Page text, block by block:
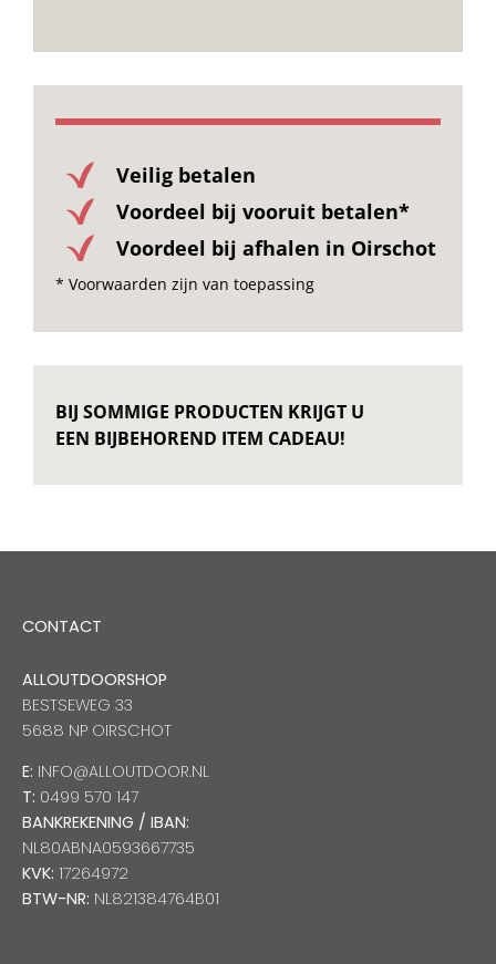
Veilig betalen
Voordeel bij vooruit betalen*
Voordeel bij afhalen in Oirschot
* Voorwaarden zijn van toepassing
BIJ SOMMIGE PRODUCTEN KRIJGT U
EEN BIJBEHOREND ITEM CADEAU!
CONTACT
ALLOUTDOORSHOP
BESTSEWEG 33
5688 NP OIRSCHOT
E: INFO@ALLOUTDOOR.NL
T: 0499 570 147
BANKREKENING / IBAN:
NL80ABNA0593667735
KVK: 17264972
BTW-NR: NL821384764B01